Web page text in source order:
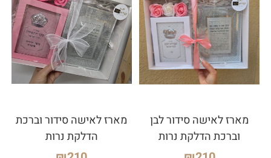
מארז לאישה סידור לבן
וברכת הדלקת נרות
מארז לאישה סידור וברכת
הדלקת נרות